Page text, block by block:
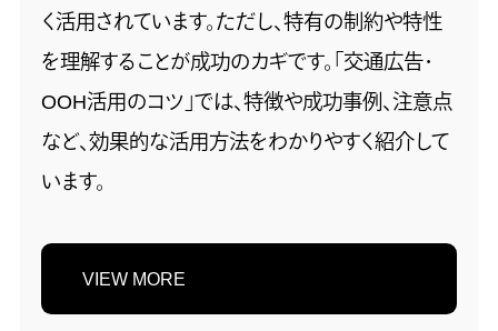
く活用されています。ただし、特有の制約や特性
を理解することが成功のカギです。「交通広告･
OOH活用のコツ」では、特徴や成功事例、注意点
など、効果的な活用方法をわかりやすく紹介して
います。
VIEW MORE